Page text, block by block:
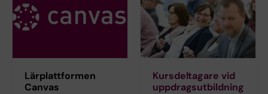
Lärplattformen
Canvas
Kursdeltagare vid
uppdragsutbildning